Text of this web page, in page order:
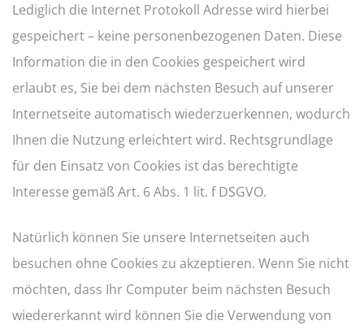
Lediglich die Internet Protokoll Adresse wird hierbei
gespeichert – keine personenbezogenen Daten. Diese
Information die in den Cookies gespeichert wird
erlaubt es, Sie bei dem nächsten Besuch auf unserer
Internetseite automatisch wiederzuerkennen, wodurch
Ihnen die Nutzung erleichtert wird. Rechtsgrundlage
für den Einsatz von Cookies ist das berechtigte
Interesse gemäß Art. 6 Abs. 1 lit. f DSGVO.
Natürlich können Sie unsere Internetseiten auch
besuchen ohne Cookies zu akzeptieren. Wenn Sie nicht
möchten, dass Ihr Computer beim nächsten Besuch
wiedererkannt wird können Sie die Verwendung von